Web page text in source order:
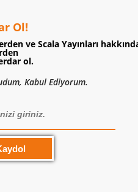
Ol!
ve Scala Yayınları
ol.
Kabul Ediyorum.